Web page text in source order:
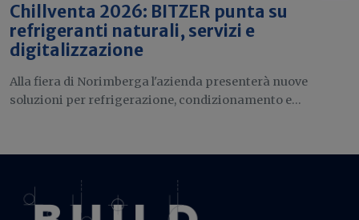
Chillventa 2026: BITZER punta su
refrigeranti naturali, servizi e
digitalizzazione
Alla fiera di Norimberga l'azienda presenterà nuove
soluzioni per refrigerazione, condizionamento e...